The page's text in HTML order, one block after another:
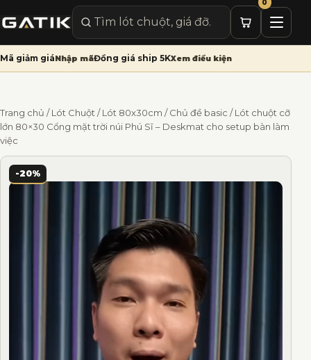
Mở
Tìm sản phẩm
0
Mã giảm giáNhập mãĐồng giá ship 5KXem điều kiện
Trang chủ /Lót Chuột /Lót 80x30cm /Chủ đề basic / Lót chuột cỡ
lớn 80×30 Cổng mặt trời núi Phú Sĩ – Deskmat cho setup bàn làm
việc
-20%
🔍